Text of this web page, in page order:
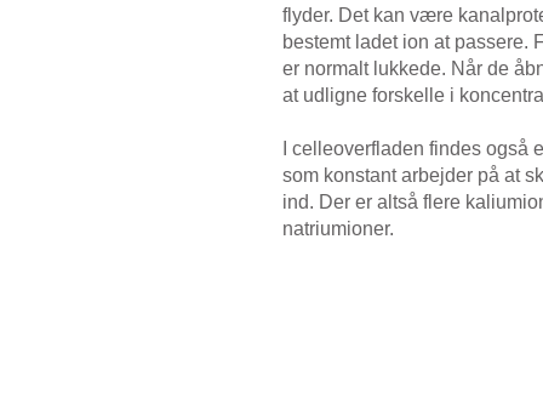
flyder. Det kan være
bestemt ladet ion at passere.
er normalt lukkede. Når de
at udligne forskelle i
I celleoverfladen findes også
som konstant arbejder på at
ind. Der er altså flere
natriumioner.